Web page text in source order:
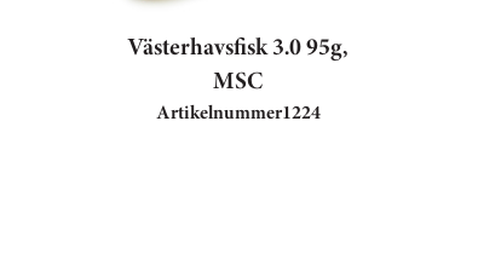
Västerhavsfisk 3.0 95g,
MSC
Artikelnummer1224